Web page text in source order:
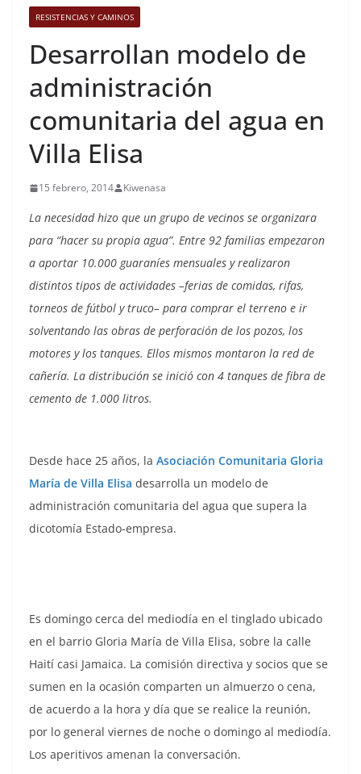
RESISTENCIAS Y CAMINOS
Desarrollan modelo de
administración
comunitaria del agua en
Villa Elisa
15 febrero, 2014 Kiwenasa
La necesidad hizo que un grupo de vecinos se organizara
para “hacer su propia agua”. Entre 92 familias empezaron
a aportar 10.000 guaraníes mensuales y realizaron
distintos tipos de actividades –ferias de comidas, rifas,
torneos de fútbol y truco– para comprar el terreno e ir
solventando las obras de perforación de los pozos, los
motores y los tanques. Ellos mismos montaron la red de
cañería. La distribución se inició con 4 tanques de fibra de
cemento de 1.000 litros.
Desde hace 25 años, la Asociación Comunitaria Gloria
María de Villa Elisa desarrolla un modelo de
administración comunitaria del agua que supera la
dicotomía Estado-empresa.
Es domingo cerca del mediodía en el tinglado ubicado
en el barrio Gloria María de Villa Elisa, sobre la calle
Haití casi Jamaica. La comisión directiva y socios que se
sumen en la ocasión comparten un almuerzo o cena,
de acuerdo a la hora y día que se realice la reunión,
por lo general viernes de noche o domingo al mediodía.
Los aperitivos amenan la conversación.